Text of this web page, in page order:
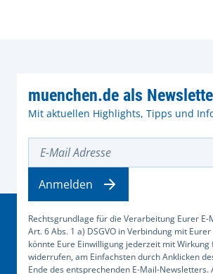
muenchen.de als
Mit aktuellen Highlights, Tipps und
Rechtsgrundlage für die Verarbeitung Eurer E-
Art. 6 Abs. 1 a) DSGVO in Verbindung mit
könnte Eure Einwilligung jederzeit mit Wirkung
widerrufen, am Einfachsten durch Anklicken
Ende des entsprechenden E-Mail-Newsletters.
Anmelden